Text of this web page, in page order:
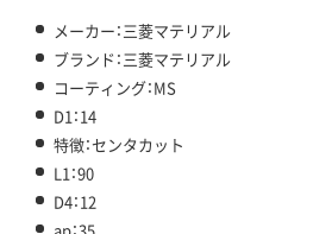
メーカー：三菱マテリアル
ブランド：三菱マテリアル
コーティング：MS
D1：14
特徴：センタカット
L1：90
D4：12